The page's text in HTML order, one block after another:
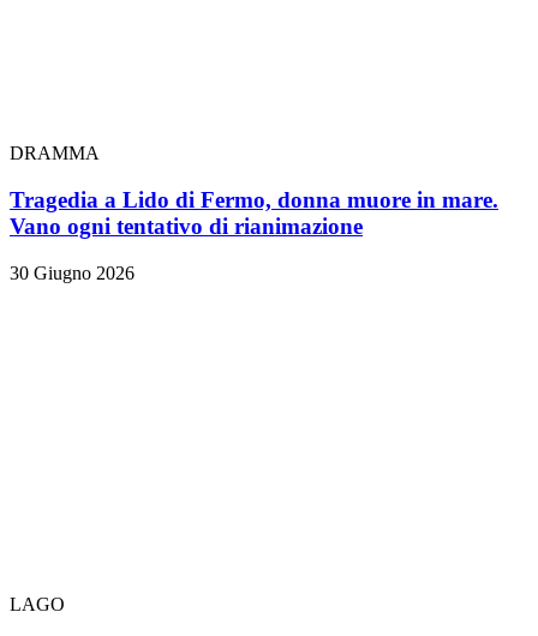
DRAMMA
Tragedia a Lido di Fermo, donna muore in mare.
Vano ogni tentativo di rianimazione
30 Giugno 2026
LAGO